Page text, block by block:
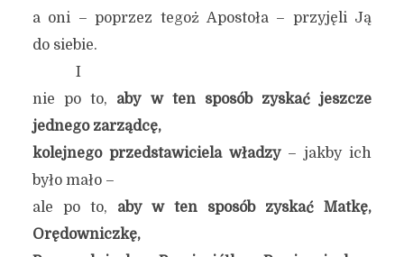
a oni – poprzez tegoż Apostoła – przyjęli Ją
do siebie.
I
nie po to, aby w ten sposób zyskać jeszcze
jednego zarządcę,
kolejnego przedstawiciela władzy– jakby ich
było mało –
ale po to, aby w ten sposób zyskać Matkę,
Orędowniczkę,